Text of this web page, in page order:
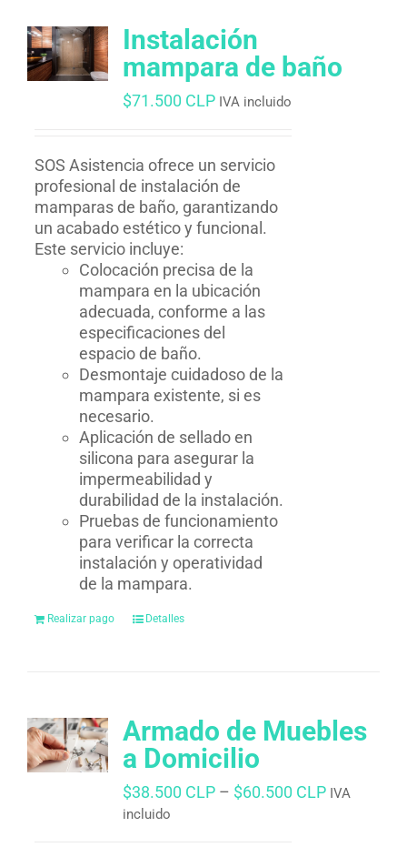
Instalación
mampara de baño
$71.500 CLP IVA incluido
SOS Asistencia ofrece un servicio
profesional de instalación de
mamparas de baño, garantizando
un acabado estético y funcional.
Este servicio incluye:
Colocación precisa de la
mampara en la ubicación
adecuada, conforme a las
especificaciones del
espacio de baño.
Desmontaje cuidadoso de la
mampara existente, si es
necesario.
Aplicación de sellado en
silicona para asegurar la
impermeabilidad y
durabilidad de la instalación.
Pruebas de funcionamiento
para verificar la correcta
instalación y operatividad
de la mampara.
Realizar pago Detalles
Armado de Muebles
a Domicilio
$38.500 CLP– $60.500 CLP IVA
incluido